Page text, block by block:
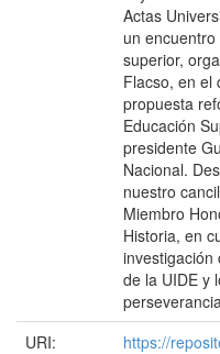
Actas
un
superior,
Flacso, en el
propuesta
Educación
presidente
Nacional.
nuestro
Miembro
Historia, en
investigación
de la UIDE y
URI:
https://